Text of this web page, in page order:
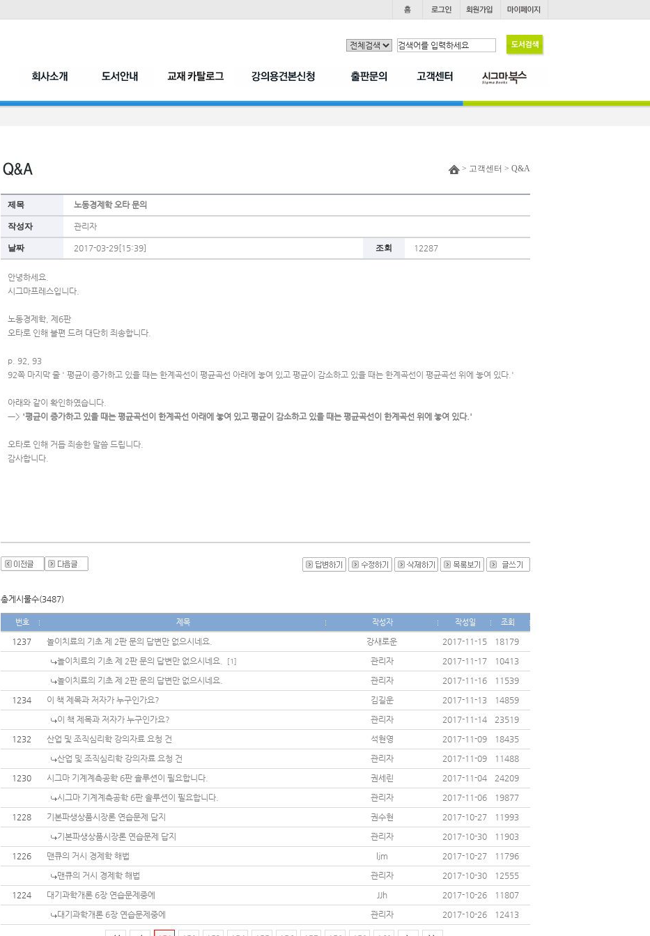
> 고객센터 > Q&A
제목 노동경제학 오타 문의
작성자 관리자
날짜 2017-03-29[15:39] 조회 12287
안녕하세요.
시그마프레스입니다.
노동경제학, 제6판
오타로 인해 불편 드려 대단히 죄송합니다.
p. 92, 93
92쪽 마지막 줄 ' 평균이 증가하고 있을 때는 한계곡선이 평균곡선 아래에 놓여 있고 평균이 감소하고 있을 때는 한계곡선이 평균곡선 위에 놓여 있다.'
아래와 같이 확인하였습니다.
ㅡ> '평균이 증가하고 있을 때는 평균곡선이 한계곡선 아래에 놓여 있고 평균이 감소하고 있을 때는 평균곡선이 한계곡선 위에 놓여 있다.'
오타로 인해 거듭 죄송한 말씀 드립니다.
감사합니다.
총게시물수(3487)
번호 제목 작성자 작성일 조회
1237 놀이치료의 기초 제 2판 문의 답변만 없으시네요. 강새로운 2017-11-15
18179
놀이치료의 기초 제 2판 문의 답변만 없으시네요.
[1] 관리자 2017-11-17
10413
놀이치료의 기초 제 2판 문의 답변만 없으시네요.
관리자 2017-11-16
11539
1234
이 책 제목과 저자가 누구인가요? 김길운 2017-11-13
14859
이 책 제목과 저자가 누구인가요?
관리자 2017-11-14
23519
1232
산업 및 조직심리학 강의자료 요청 건 석현영 2017-11-09
18435
산업 및 조직심리학 강의자료 요청 건
관리자 2017-11-09
11488
1230
시그마 기계계측공학 6판 솔루션이 필요합니다. 권세린 2017-11-04
24209
시그마 기계계측공학 6판 솔루션이 필요합니다.
관리자 2017-11-06
19877
1228
기본파생상품시장론 연습문제 답지 권수현 2017-10-27
11993
기본파생상품시장론 연습문제 답지
관리자 2017-10-30
11903
1226
맨큐의 거시 경제학 해법 ljm 2017-10-27
11796
맨큐의 거시 경제학 해법
관리자 2017-10-30
12555
1224
대기과학개론 6장 연습문제중에 JJh 2017-10-26
11807
대기과학개론 6장 연습문제중에
관리자 2017-10-26 12413